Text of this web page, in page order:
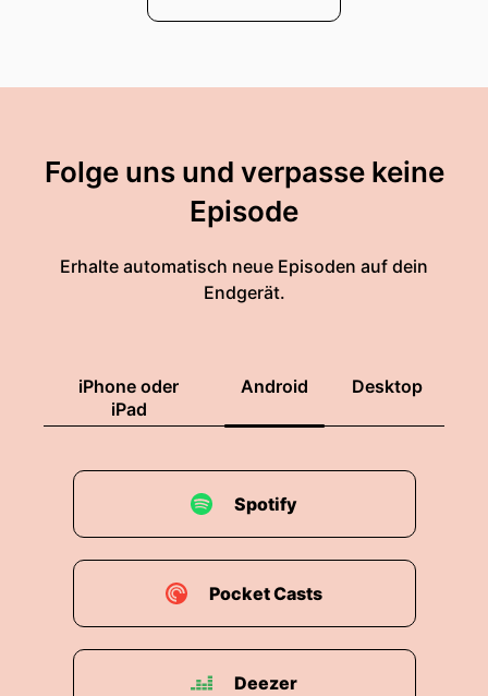
Folge uns und verpasse keine
Episode
Erhalte automatisch neue Episoden auf dein
Endgerät.
iPhone oder
iPad
Android Desktop
Spotify
Pocket Casts
Deezer